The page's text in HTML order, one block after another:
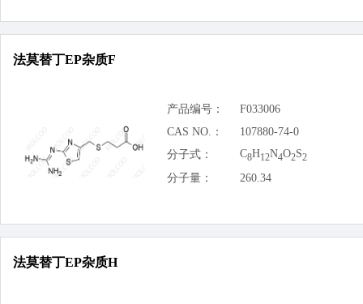
法莫替丁EP杂质F
产品编号：
F033006
CAS NO.：
107880-74-0
分子式：
C8H12N4O2S2
分子量： 260.34
法莫替丁EP杂质H